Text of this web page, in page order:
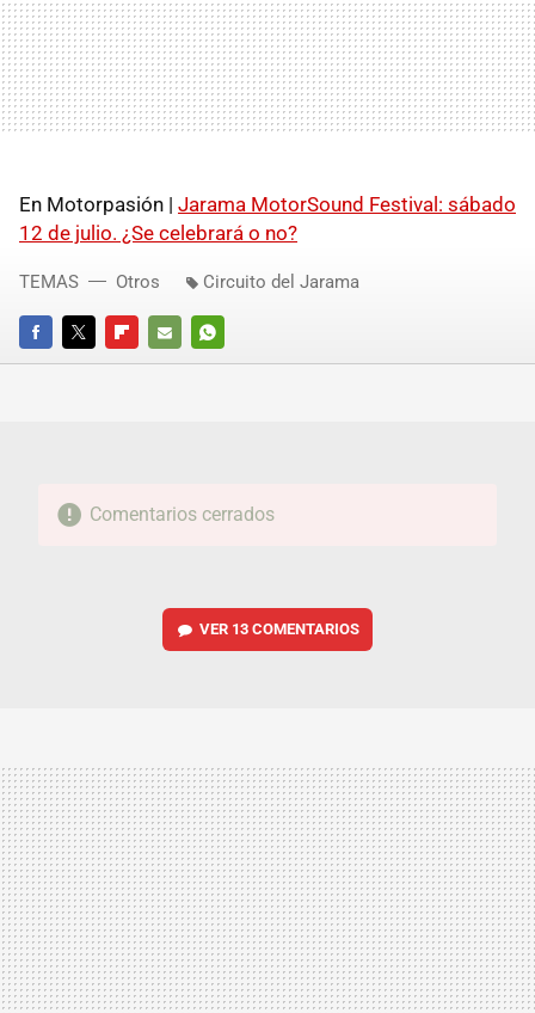
En Motorpasión | Jarama MotorSound Festival: sábado
12 de julio. ¿Se celebrará o no?
FACEBOOKTWITTERFLIPBOARD
E-
WHATSAPP
TEMAS Otros Circuito del Jarama
Comentarios cerrados
VER 13 COMENTARIOS